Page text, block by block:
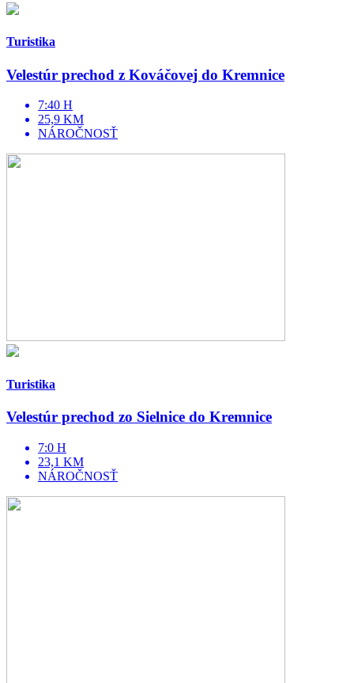
Turistika
Velestúr prechod z Kováčovej do Kremnice
7:40 H
25,9 KM
NÁROČNOSŤ
Turistika
Velestúr prechod zo Sielnice do Kremnice
7:0 H
23,1 KM
NÁROČNOSŤ